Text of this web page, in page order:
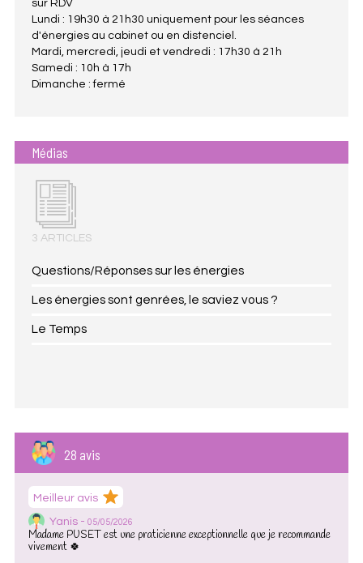
sur RDV
Lundi : 19h30 à 21h30 uniquement pour les séances
d'énergies au cabinet ou en distenciel.
Mardi, mercredi, jeudi et vendredi : 17h30 à 21h
Samedi : 10h à 17h
Dimanche : fermé
Médias
3 ARTICLES
Questions/Réponses sur les énergies
Les énergies sont genrées, le saviez vous ?
Le Temps
28 avis
Meilleur avis
Yanis - 05/05/2026
Madame PUSET est une praticienne exceptionnelle que je recommande
vivement 🍀